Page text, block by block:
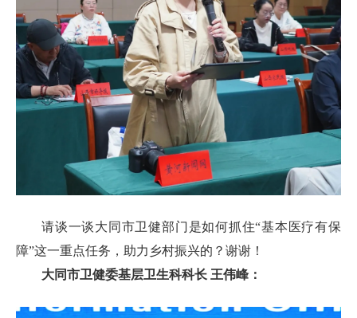
请谈一谈大同市卫健部门是如何抓住“基本医疗有保
障”这一重点任务，助力乡村振兴的？谢谢！
大同市卫健委基层卫生科科长 王伟峰：